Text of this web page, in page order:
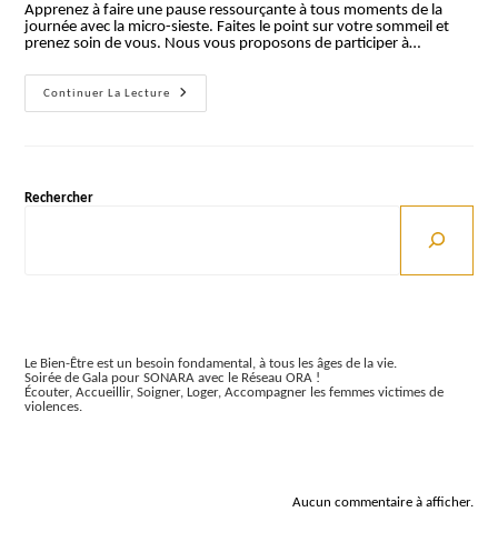
publication :
Apprenez à faire une pause ressourçante à tous moments de la
journée avec la micro-sieste. Faites le point sur votre sommeil et
prenez soin de vous. Nous vous proposons de participer à…
Continuer La Lecture
Micro-
Sieste
Rechercher
Le Bien-Être est un besoin fondamental, à tous les âges de la vie.
Soirée de Gala pour SONARA avec le Réseau ORA !
Écouter, Accueillir, Soigner, Loger, Accompagner les femmes victimes de
violences.
Aucun commentaire à afficher.